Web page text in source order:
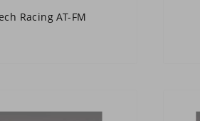
Racing AT-FM